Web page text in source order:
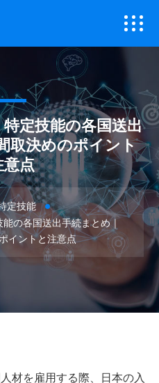
特定技能の各国送出
取決めのポイント
点
定技能
能の各国送出手続まとめ｜
イントと注意点
材を雇用する際、日本の入